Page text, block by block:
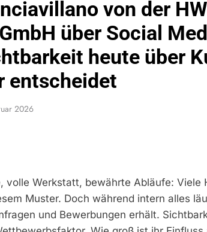
Schwarzarbeit Führen Zu
6. August 2026
Bundespolizeidirektion München:
Bundespolizei Vollstreckt
6. August 2026
Bundespolizeidirektion
5. August 2026
Bundespolizeidirektion München:
Bundespolizeidirektion
5. August 2026
HZA-R: Zoll Deckt Auf: Mehr Als
Zur Sicherstellung Unversteuerter
4. August 2026
von der
über Social
heute über
entscheidet
2026
volle Werkstatt, bewährte Abläufe: Viele
Muster. Doch während intern alles
und Bewerbungen erhält.